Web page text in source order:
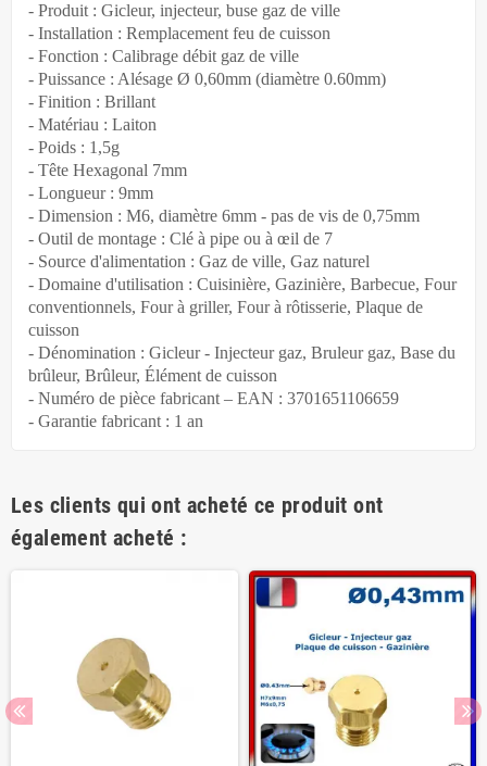
- Produit : Gicleur, injecteur, buse gaz de ville
- Installation : Remplacement feu de cuisson
- Fonction : Calibrage débit gaz de ville
- Puissance : Alésage Ø 0,60mm (diamètre 0.60mm)
- Finition : Brillant
- Matériau : Laiton
- Poids : 1,5g
- Tête Hexagonal 7mm
- Longueur : 9mm
- Dimension : M6, diamètre 6mm - pas de vis de 0,75mm
- Outil de montage : Clé à pipe ou à œil de 7
- Source d'alimentation : Gaz de ville, Gaz naturel
- Domaine d'utilisation : Cuisinière, Gazinière, Barbecue, Four
conventionnels, Four à griller, Four à rôtisserie, Plaque de
cuisson
- Dénomination : Gicleur - Injecteur gaz, Bruleur gaz, Base du
brûleur, Brûleur, Élément de cuisson
- Numéro de pièce fabricant – EAN : 3701651106659
- Garantie fabricant : 1 an
Les clients qui ont acheté ce produit ont
également acheté :